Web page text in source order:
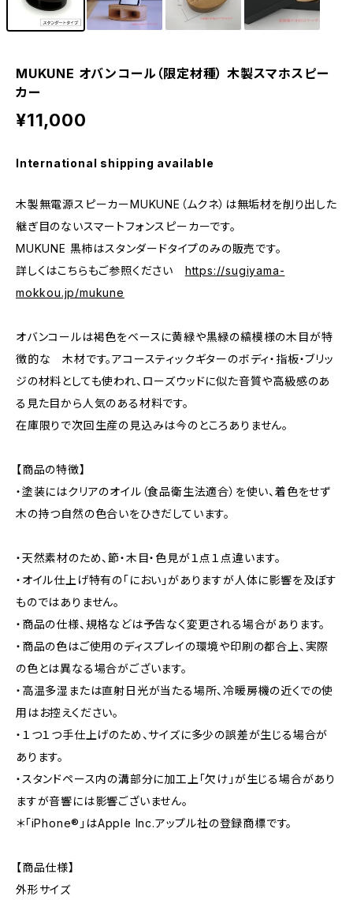
MUKUNE オバンコール（限定材種） 木製スマホスピー
カー
¥11,000
International shipping available
木製無電源スピーカーMUKUNE（ムクネ）は無垢材を削り出した
継ぎ目のないスマートフォンスピーカーです。
MUKUNE 黒柿はスタンダードタイプのみの販売です。
詳しくはこちらもご参照ください https://sugiyama-
mokkou.jp/mukune
オバンコールは褐色をベースに黄緑や黒緑の縞模様の木目が特
徴的な 木材です。アコースティックギターのボディ・指板・ブリッ
ジの材料としても使われ、ローズウッドに似た音質や高級感のあ
る見た目から人気のある材料です。
在庫限りで次回生産の見込みは今のところありません。
【商品の特徴】
・塗装にはクリアのオイル（食品衛生法適合）を使い、着色をせず
木の持つ自然の色合いをひきだしています。
・天然素材のため、節・木目・色見が１点１点違います。
・オイル仕上げ特有の「におい」がありますが人体に影響を及ぼす
ものではありません。
・商品の仕様、規格などは予告なく変更される場合があります。
・商品の色はご使用のディスプレイの環境や印刷の都合上、実際
の色とは異なる場合がございます。
・高温多湿または直射日光が当たる場所、冷暖房機の近くでの使
用はお控えください。
・１つ１つ手仕上げのため、サイズに多少の誤差が生じる場合が
あります。
・スタンドペース内の溝部分に加工上「欠け」が生じる場合があり
ますが音響には影響ございません。
＊「iPhone®」はApple Inc.アップル社の登録商標です。
【商品仕様】
外形サイズ